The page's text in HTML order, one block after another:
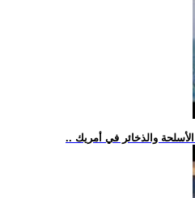
والذخائر في أمريك